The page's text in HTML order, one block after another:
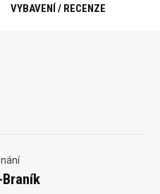
VYBAVENÍ / RECENZE